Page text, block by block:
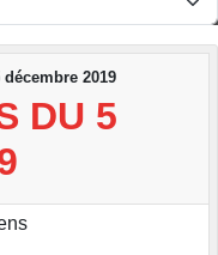
2019
DU 5